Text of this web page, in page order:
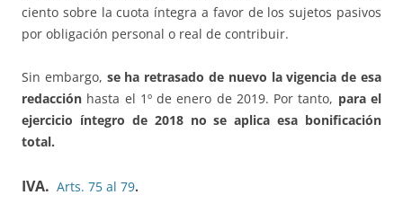
ciento sobre la cuota íntegra a favor de los sujetos pasivos
por obligación personal o real de contribuir.
Sin embargo, se ha retrasado de nuevo la vigencia de esa
redacción hasta el 1º de enero de 2019. Por tanto, para el
ejercicio íntegro de 2018 no se aplica esa bonificación
total.
IVA. Arts. 75 al 79.